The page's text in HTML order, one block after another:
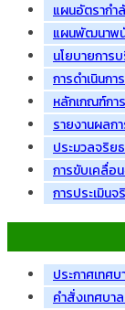
แผนอัตรากำ
แผนพัฒนาพนั
นโยบายการ
การดำเนินกา
หลักเกณฑ์กา
รายงานผลก
ประมวลจริย
การขับเคลื่อ
การประเมิน
ประกาศเทศ
คำสั่งเทศบา